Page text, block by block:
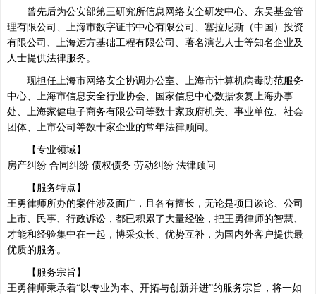
曾先后为公安部第三研究所信息网络安全研发中心、东吴基金管
理有限公司、上海市数字证书中心有限公司、塞拉尼斯（中国）投资
有限公司、上海远方基础工程有限公司、著名演艺人士等知名企业及
人士提供法律服务。
现担任上海市网络安全协调办公室、上海市计算机病毒防范服务
中心、上海市信息安全行业协会、国家信息中心数据恢复上海办事
处、上海家健电子商务有限公司等数十家政府机关、事业单位、社会
团体、上市公司等数十家企业的常年法律顾问。
【专业领域】
房产纠纷 合同纠纷 债权债务 劳动纠纷 法律顾问
【服务特点】
王勇律师所办的案件涉及面广，且各有擅长，无论是项目谈论、公司
上市、民事、行政诉讼，都已积累了大量经验，把王勇律师的智慧、
才能和经验集中在一起，博采众长、优势互补，为国内外客户提供最
优质的服务。
【服务宗旨】
王勇律师秉承着“以专业为本、开拓与创新并进”的服务宗旨，将一如